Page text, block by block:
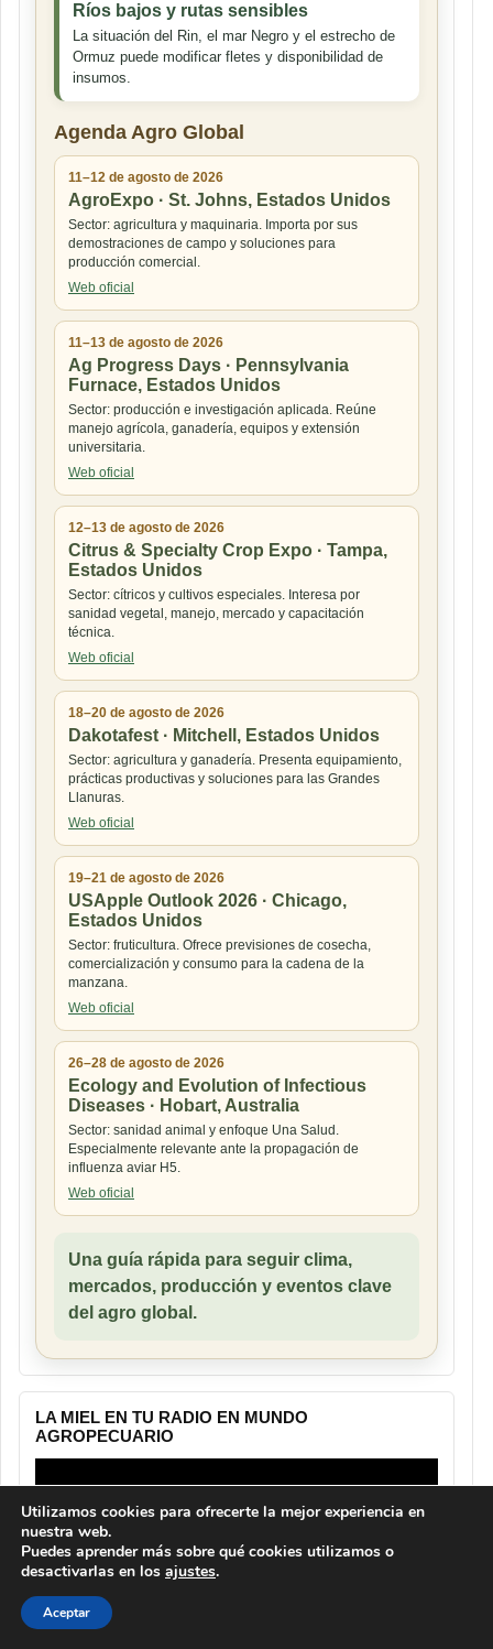
Ríos bajos y rutas sensibles
La situación del Rin, el mar Negro y el estrecho de
Ormuz puede modificar fletes y disponibilidad de
insumos.
Agenda Agro Global
11–12 de agosto de 2026
AgroExpo · St. Johns, Estados Unidos
Sector: agricultura y maquinaria. Importa por sus
demostraciones de campo y soluciones para
producción comercial.
Web oficial
11–13 de agosto de 2026
Ag Progress Days · Pennsylvania
Furnace, Estados Unidos
Sector: producción e investigación aplicada. Reúne
manejo agrícola, ganadería, equipos y extensión
universitaria.
Web oficial
12–13 de agosto de 2026
Citrus & Specialty Crop Expo · Tampa,
Estados Unidos
Sector: cítricos y cultivos especiales. Interesa por
sanidad vegetal, manejo, mercado y capacitación
técnica.
Web oficial
18–20 de agosto de 2026
Dakotafest · Mitchell, Estados Unidos
Sector: agricultura y ganadería. Presenta equipamiento,
prácticas productivas y soluciones para las Grandes
Llanuras.
Web oficial
19–21 de agosto de 2026
USApple Outlook 2026 · Chicago,
Estados Unidos
Sector: fruticultura. Ofrece previsiones de cosecha,
comercialización y consumo para la cadena de la
manzana.
Web oficial
26–28 de agosto de 2026
Ecology and Evolution of Infectious
Diseases · Hobart, Australia
Sector: sanidad animal y enfoque Una Salud.
Especialmente relevante ante la propagación de
influenza aviar H5.
Web oficial
Una guía rápida para seguir clima,
mercados, producción y eventos clave
del agro global.
LA MIEL EN TU RADIO EN MUNDO
AGROPECUARIO
de
vídeo
Utilizamos cookies para ofrecerte la mejor experiencia en
nuestra web.
Puedes aprender más sobre qué cookies utilizamos o
desactivarlas en los ajustes.
Aceptar